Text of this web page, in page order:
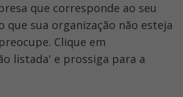
que corresponde ao seu
que sua organização não esteja
Clique em
listada' e prossiga para a